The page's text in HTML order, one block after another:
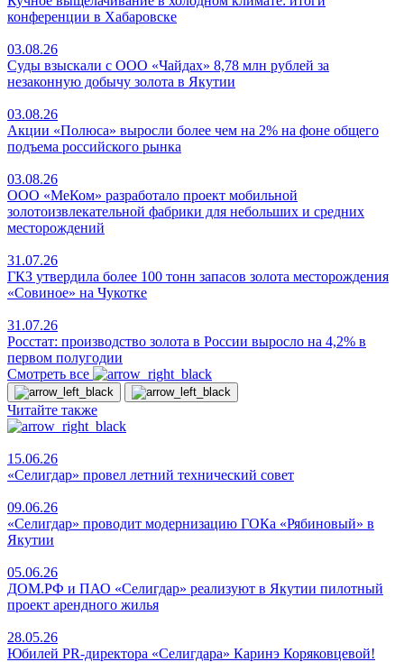
конференции в Хабаровске
03.08.26
Суды взыскали с ООО «Чайдах» 8,78 млн рублей за
незаконную добычу золота в Якутии
03.08.26
Акции «Полюса» выросли более чем на 2% на фоне общего
подъема российского рынка
03.08.26
ООО «МеКом» разработало проект мобильной
золотоизвлекательной фабрики для небольших и средних
месторождений
31.07.26
ГКЗ утвердила более 100 тонн запасов золота месторождения
«Совиное» на Чукотке
31.07.26
Росстат: производство золота в России выросло на 4,2% в
первом полугодии
Смотреть все
Читайте также
15.06.26
«Селигдар» провел летний технический совет
09.06.26
«Селигдар» проводит модернизацию ГОКа «Рябиновый» в
Якутии
05.06.26
ДОМ.РФ и ПАО «Селигдар» реализуют в Якутии пилотный
проект арендного жилья
28.05.26
Юбилей PR-директора «Селигдара» Каринэ Коряковцевой!